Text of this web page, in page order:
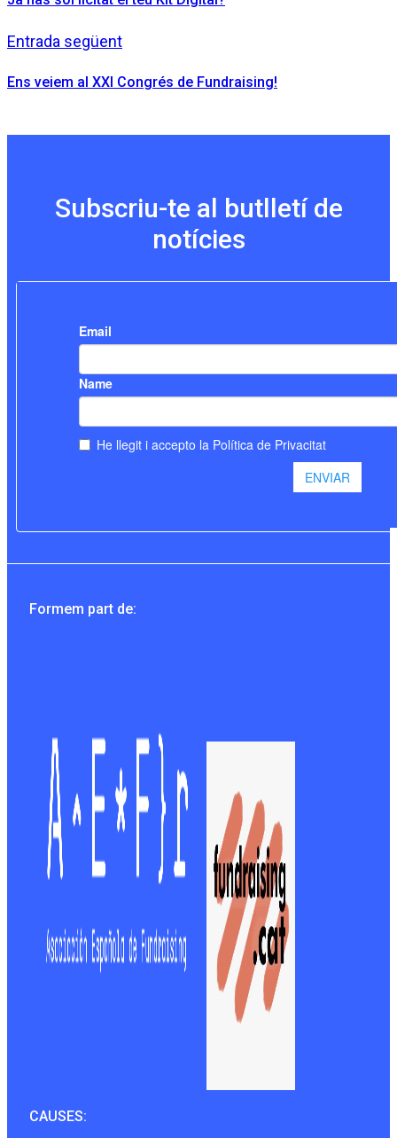
Entrada següent
Ens veiem al XXI Congrés de Fundraising!
Subscriu-te al butlletí de
notícies
Formem part de:
CAUSES: